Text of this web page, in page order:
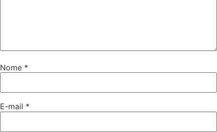
Nome *
E-mail *